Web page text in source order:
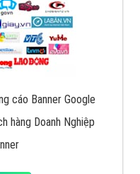
cáo Banner Google
hàng Doanh Nghiệp